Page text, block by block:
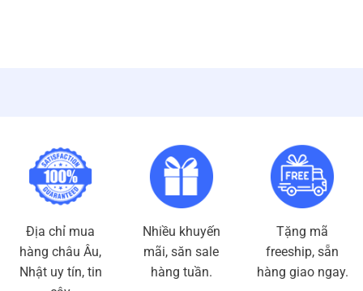
Địa chỉ mua
hàng châu Âu,
Nhật uy tín, tin
Nhiều khuyến
mãi, săn sale
hàng tuần.
Tặng mã
freeship, sẵn
hàng giao ngay.